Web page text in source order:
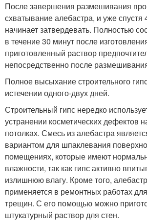
После завершения размешивания
схватывание алебастра, и уже спустя
начинает затвердевать. Полностью
в течение 30 минут после
приготовленный раствор
непосредственно после
Полное высыхание строительного
истечении одного-двух дней.
Строительный гипс нередко
устранении косметических дефектов
потолках. Смесь из алебастра
вариантом для шпаклевания
помещениях, которые имеют
влажности, так как гипс активно
излишнюю влагу. Кроме того,
применяется в ремонтных работах
трещин. С его помощью можно
штукатурный раствор для стен.